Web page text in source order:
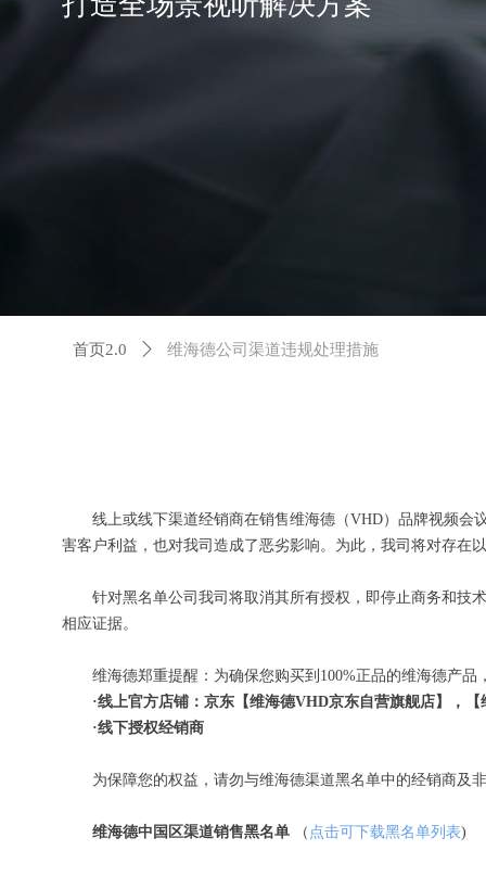
首页2.0 ꄲ 维海德公司渠道违规处理措施
线上或线下渠道经销商在销售维海德（VHD）品牌视频会
害客户利益，也对我司造成了恶劣影响。为此，我司将对存在
针对黑名单公司我司将取消其所有授权，即停止商务和技
相应证据。
维海德郑重提醒：为确保您购买到100%正品的维海德产
·线上官方店铺：京东【维海德VHD京东自营旗舰店】，
·线下授权经销商
为保障您的权益，请勿与维海德渠道黑名单中的经销商及
维海德中国区渠道销售黑名单（ 点击可下载黑名单列表)